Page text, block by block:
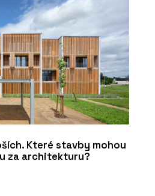
Které stavby mohou
za architekturu?